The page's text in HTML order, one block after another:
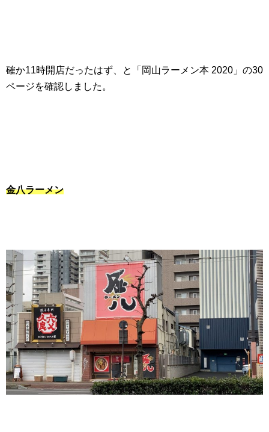
確か11時開店だったはず、と「岡山ラーメン本 2020」の30
ページを確認しました。
金八ラーメン